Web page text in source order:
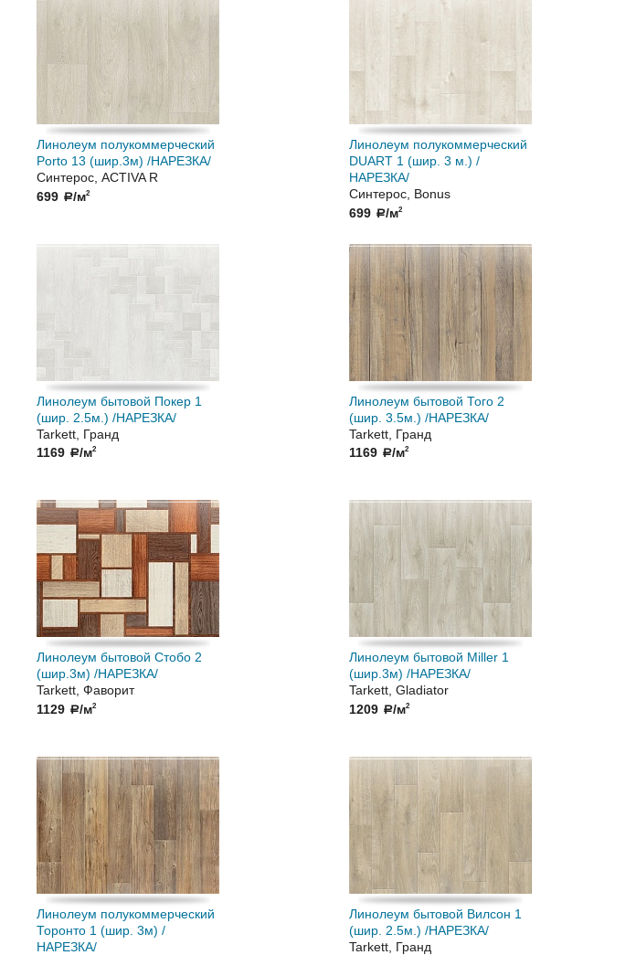
Линолеум полукоммерческий
Porto 13 (шир.3м) /НАРЕЗКА/
Синтерос, ACTIVA R
699 a/м2
Линолеум полукоммерческий
DUART 1 (шир. 3 м.) /
НАРЕЗКА/
Синтерос, Bonus
699 a/м2
Линолеум бытовой Покер 1
(шир. 2.5м.) /НАРЕЗКА/
Tarkett, Гранд
1169 a/м2
Линолеум бытовой Того 2
(шир. 3.5м.) /НАРЕЗКА/
Tarkett, Гранд
1169 a/м2
Линолеум бытовой Стобо 2
(шир.3м) /НАРЕЗКА/
Tarkett, Фаворит
1129 a/м2
Линолеум бытовой Miller 1
(шир.3м) /НАРЕЗКА/
Tarkett, Gladiator
1209 a/м2
Линолеум полукоммерческий
Торонто 1 (шир. 3м) /
НАРЕЗКА/
Линолеум бытовой Вилсон 1
(шир. 2.5м.) /НАРЕЗКА/
Tarkett, Гранд